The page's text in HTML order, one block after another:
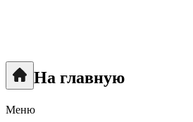
На главную
Меню